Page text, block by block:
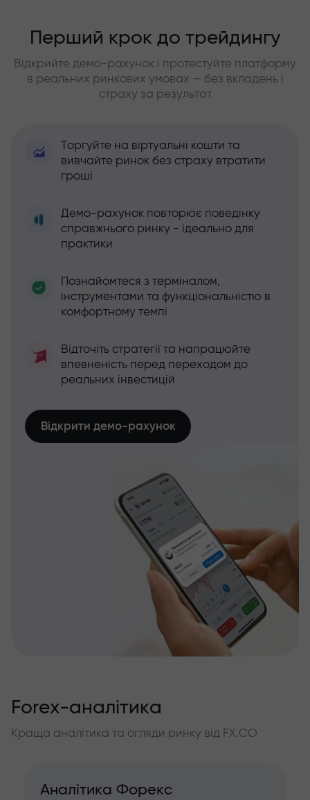
Перший крок до трейдингу
Відкрийте демо-рахунок і протестуйте платформу
в реальних ринкових умовах — без вкладень і
страху за результат
Торгуйте на віртуальні кошти та
вивчайте ринок без страху втратити
гроші
Демо-рахунок повторює поведінку
справжнього ринку - ідеально для
практики
Познайомтеся з терміналом,
інструментами та функціональністю в
комфортному темпі
Відточіть стратегії та напрацюйте
впевненість перед переходом до
реальних інвестицій
Відкрити демо-рахунок
Forex-аналітика
Краща аналітика та огляди ринку від FX.CO
Аналітика Форекс